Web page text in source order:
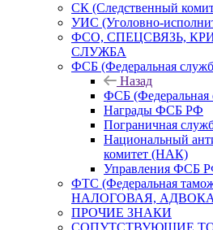
СК (Следственный
УИС (Уголовно-
ФСО, СПЕЦСВЯЗЬ,
СЛУЖБА
ФСБ (Федеральная
Назад
ФСБ (Федеральная
Награды ФСБ РФ
Пограничная
Национальный
комитет (НАК)
Управления ФСБ
ФТС (Федеральная
НАЛОГОВАЯ,
ПРОЧИЕ ЗНАКИ
СОПУТСТВУЮЩИЕ